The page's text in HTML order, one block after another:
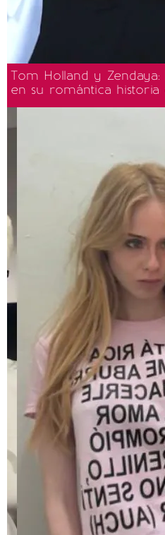
Tom Holland y
en su romántica